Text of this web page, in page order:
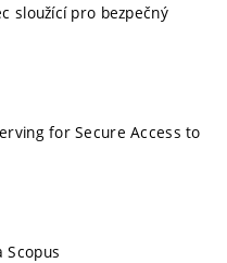
sloužící pro bezpečný
for Secure Access to
Scopus